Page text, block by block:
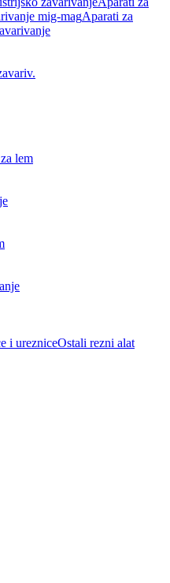
mig-magAparati za
lem
i urezniceOstali rezni alat